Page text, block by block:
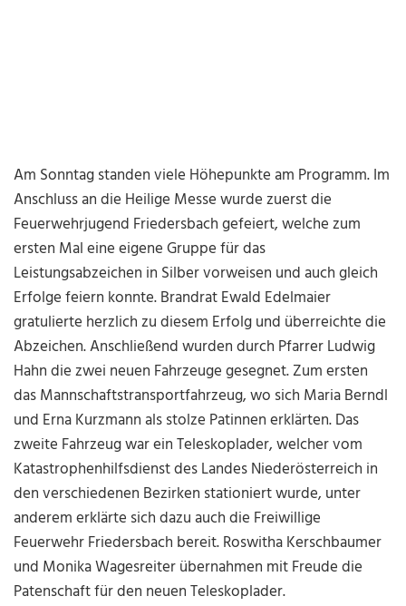
Am Sonntag standen viele Höhepunkte am Programm. Im
Anschluss an die Heilige Messe wurde zuerst die
Feuerwehrjugend Friedersbach gefeiert, welche zum
ersten Mal eine eigene Gruppe für das
Leistungsabzeichen in Silber vorweisen und auch gleich
Erfolge feiern konnte. Brandrat Ewald Edelmaier
gratulierte herzlich zu diesem Erfolg und überreichte die
Abzeichen. Anschließend wurden durch Pfarrer Ludwig
Hahn die zwei neuen Fahrzeuge gesegnet. Zum ersten
das Mannschaftstransportfahrzeug, wo sich Maria Berndl
und Erna Kurzmann als stolze Patinnen erklärten. Das
zweite Fahrzeug war ein Teleskoplader, welcher vom
Katastrophenhilfsdienst des Landes Niederösterreich in
den verschiedenen Bezirken stationiert wurde, unter
anderem erklärte sich dazu auch die Freiwillige
Feuerwehr Friedersbach bereit. Roswitha Kerschbaumer
und Monika Wagesreiter übernahmen mit Freude die
Patenschaft für den neuen Teleskoplader.